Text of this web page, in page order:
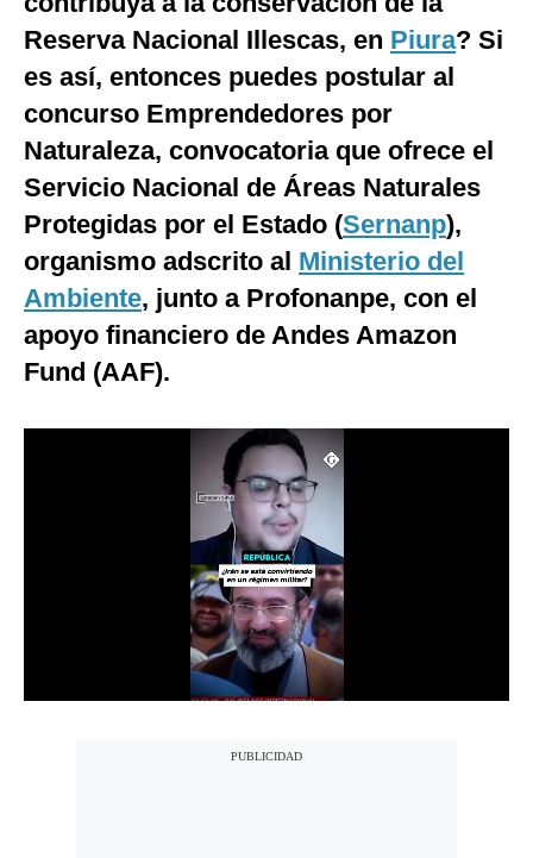
México
España
Internacional
Tecnología
Mix
G de Gestión
Notas Contratadas
Somos?
Reserva Nacional Illescas, en Piura? Si
es así, entonces puedes postular al
concurso Emprendedores por
Naturaleza, convocatoria que ofrece el
Servicio Nacional de Áreas Naturales
Protegidas por el Estado (Sernanp),
organismo adscrito al Ministerio del
Ambiente, junto a Profonanpe, con el
apoyo financiero de Andes Amazon
Fund (AAF).